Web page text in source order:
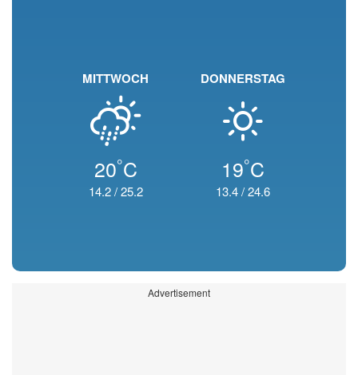
MITTWOCH
20°C
14.2/25.2
DONNERSTAG
19°C
13.4/24.6
Advertisement